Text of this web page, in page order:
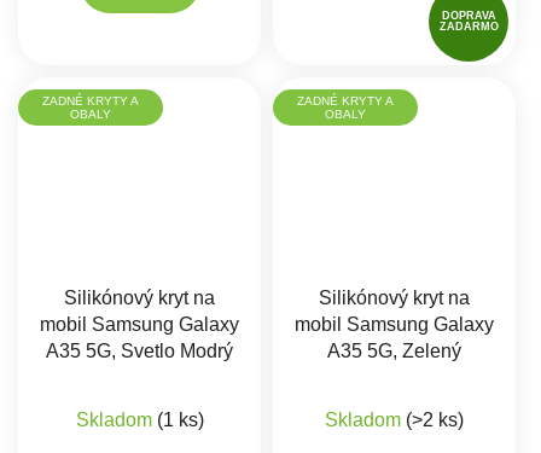
DOPRAVA
ZADARMO
ZADNÉ KRYTY A
OBALY
Silikónový kryt na
mobil Samsung Galaxy
A35 5G, Svetlo Modrý
Skladom (1 ks)
ZADNÉ KRYTY A
OBALY
Silikónový kryt na
mobil Samsung Galaxy
A35 5G, Zelený
Skladom (>2 ks)